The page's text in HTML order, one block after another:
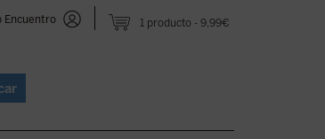
1 producto 9,99€
Encuentro